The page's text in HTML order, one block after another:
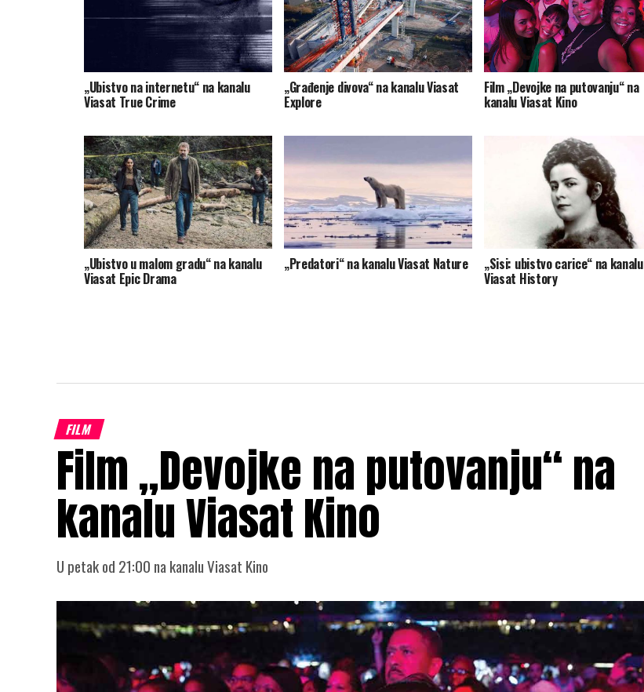
„Ubistvo na internetu“ na kanalu
Viasat True Crime
„Građenje divova“ na kanalu Viasat
Explore
Film „Devojke na putovanju“ na
kanalu Viasat Kino
„Ubistvo u malom gradu“ na kanalu
Viasat Epic Drama
„Predatori“ na kanalu Viasat Nature „Sisi: ubistvo carice“ na kanalu
Viasat History
FILM
Film „Devojke na putovanju“ na
kanalu Viasat Kino
U petak od 21:00 na kanalu Viasat Kino